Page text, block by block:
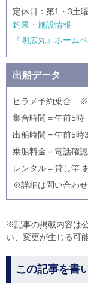
定休日：第1・3土
釣果・施設情報
『明広丸』ホーム
出船データ
ヒラメ予約乗合 ※
集合時間＝午前5時
出船時間＝午前5時
乗船料金＝電話確認
レンタル＝貸し竿
※詳細は問い合わせ
※記事の掲載内容は
い、変更が生じる可
この記事を書